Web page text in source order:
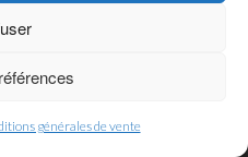
générales de vente